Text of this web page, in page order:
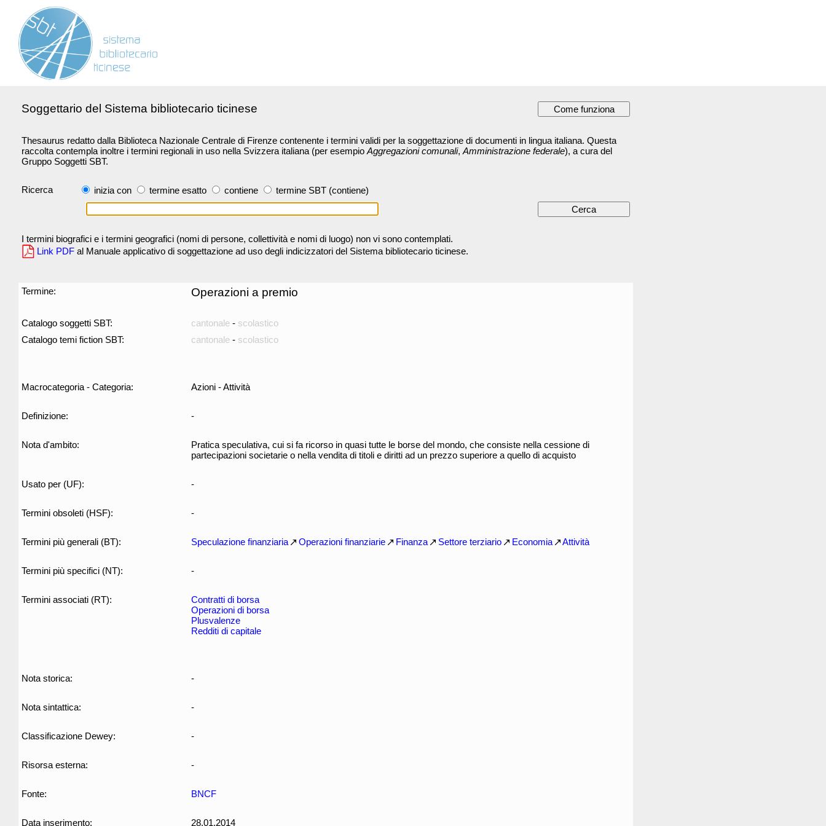
Soggettario del Sistema bibliotecario ticinese
Thesaurus redatto dalla Biblioteca Nazionale Centrale di Firenze contenente i termini validi per la soggettazione di documenti in lingua italiana. Questa
raccolta contempla inoltre i termini regionali in uso nella Svizzera italiana (per esempio Aggregazioni comunali, Amministrazione federale), a cura del
Gruppo Soggetti SBT.
Ricerca inizia con termine esatto contiene termine SBT (contiene)
I termini biografici e i termini geografici (nomi di persone, collettività e nomi di luogo) non vi sono contemplati.
Link PDF al Manuale applicativo di soggettazione ad uso degli indicizzatori del Sistema bibliotecario ticinese.
Termine: Operazioni a premio
Catalogo soggetti SBT: cantonale - scolastico
Catalogo temi fiction SBT:
cantonale - scolastico
Macrocategoria - Categoria: Azioni - Attività
Definizione: -
Nota d'ambito:
Pratica speculativa, cui si fa ricorso in quasi tutte le borse del mondo, che consiste nella cessione di
partecipazioni societarie o nella vendita di titoli e diritti ad un prezzo superiore a quello di acquisto
Usato per (UF): -
Termini obsoleti (HSF): -
Termini più generali (BT): Speculazione finanziaria Operazioni finanziarie Finanza Settore terziario Economia Attività
Termini più specifici (NT): -
Termini associati (RT):
Contratti di borsa
Operazioni di borsa
Plusvalenze
Redditi di capitale
Nota storica: -
Nota sintattica: -
Classificazione Dewey: -
Risorsa esterna: -
Fonte: BNCF
Data inserimento: 28.01.2014